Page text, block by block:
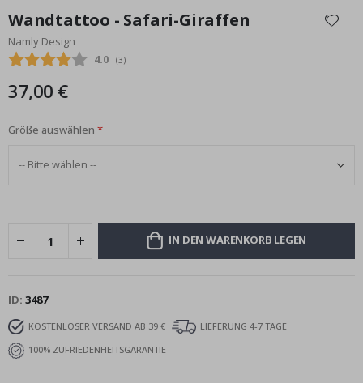
der
Bildgalerie
springen
Wandtattoo - Safari-Giraffen
Namly Design
Durchschnittliche Bewertung:
4.0 (abgegebene bewertungen:
3)
37,00 €
Größe auswählen
IN DEN WARENKORB LEGEN
ID 3487
KOSTENLOSER VERSAND AB 39 €
LIEFERUNG 4-7 TAGE
100% ZUFRIEDENHEITSGARANTIE